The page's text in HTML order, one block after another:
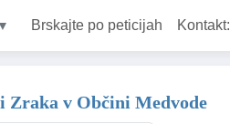
Brskajte po peticijah Kontakt:
Zraka v Občini Medvode